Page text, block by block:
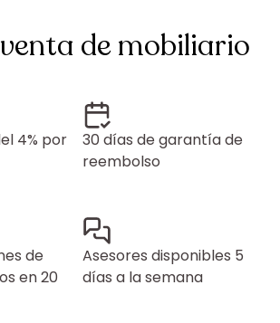
venta de mobiliario
4% por
30 días de garantía de
reembolso
de
en 20
Asesores disponibles 5
días a la semana